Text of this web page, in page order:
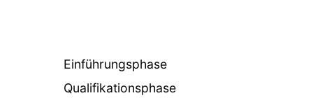
Einführungsphase
Qualifikationsphase